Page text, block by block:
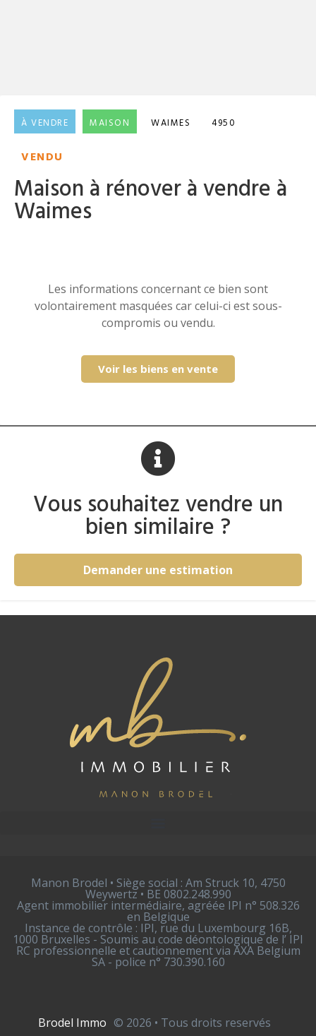
À VENDRE MAISON WAIMES 4950
VENDU
Maison à rénover à vendre à
Waimes
Les informations concernant ce bien sont
volontairement masquées car celui-ci est sous-
compromis ou vendu.
Voir les biens en vente
Vous souhaitez vendre un
bien similaire ?
Demander une estimation
Manon Brodel • Siège social : Am Struck 10, 4750
Weywertz • BE 0802.248.990
Agent immobilier intermédiaire, agréée IPI n° 508.326
en Belgique
Instance de contrôle : IPI, rue du Luxembourg 16B,
1000 Bruxelles - Soumis au code déontologique de l’ IPI
RC professionnelle et cautionnement via AXA Belgium
SA - police n° 730.390.160
Brodel Immo © 2026 • Tous droits reservés